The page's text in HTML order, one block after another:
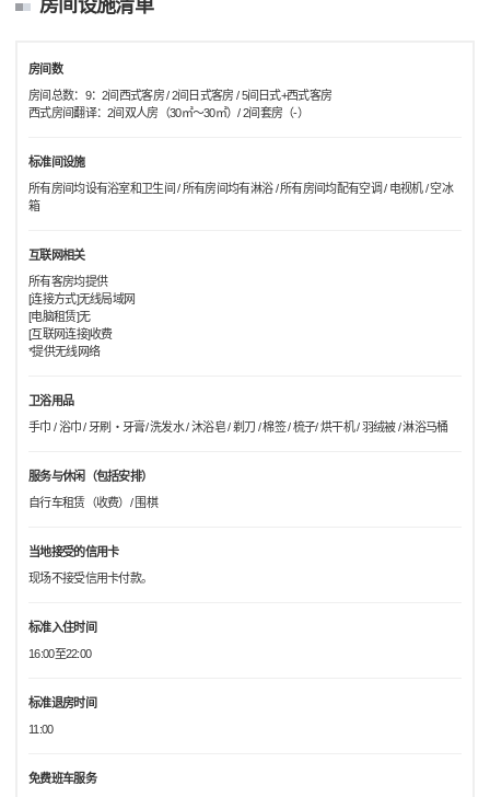
房间设施清单
房间数
房间总数：9：2间西式客房 / 2间日式客房 / 5间日式+西式客房
西式房间翻译：2间双人房（30㎡～30㎡）/ 2间套房（-）
标准间设施
所有房间均设有浴室和卫生间 / 所有房间均有淋浴 / 所有房间均配有空调 / 电视机 / 空冰
箱
互联网相关
所有客房均提供
[连接方式]无线局域网
[电脑租赁]无
[互联网连接]收费
*提供无线网络
卫浴用品
手巾 / 浴巾 / 牙刷・牙膏/ 洗发水 / 沐浴皂 / 剃刀 / 棉签 / 梳子/ 烘干机 / 羽绒被 / 淋浴马桶
服务与休闲（包括安排）
自行车租赁（收费）/ 围棋
当地接受的信用卡
现场不接受信用卡付款。
标准入住时间
16:00至22:00
标准退房时间
11:00
免费班车服务